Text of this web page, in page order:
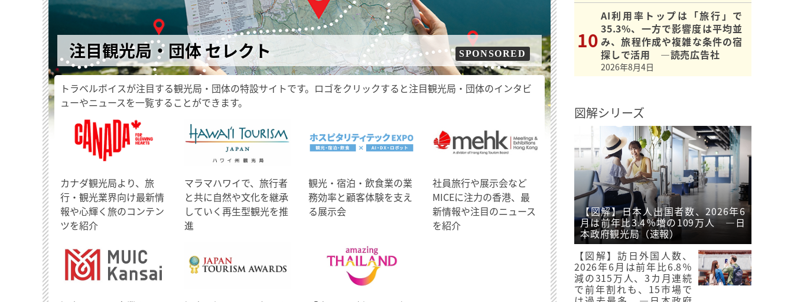
注目観光局・団体 セレクト SPONSORED
トラベルボイスが注目する観光局・団体の特設サイトです。ロゴをクリックすると注目観光局・団体のインタビ
ューやニュースを一覧することができます。
​カナダ観光局より、旅
行・観光業界向け最新情
報や心輝く旅のコンテン
ツを紹介
マラマハワイで、旅行者
と共に自然や文化を継承
していく再生型観光を推
進
観光・宿泊・飲食業の業
務効率と顧客体験を支え
る展示会
社員旅行や展示会など
MICEに注力の香港、最
新情報や注目のニュース
を紹介
AI利用率トップは「旅行」で
35.3%、一方で影響度は平均並
み、旅程作成や複雑な条件の宿
探しで活用 ―読売広告社
2026年8月4日
図解シリーズ
【図解】日本人出国者数、2026年6
月は前年比3.4％増の109万人 ―日
本政府観光局（速報）
【図解】訪日外国人数、
2026年6月は前年比6.8％
減の315万人、3カ月連続
で前年割れも、15市場で